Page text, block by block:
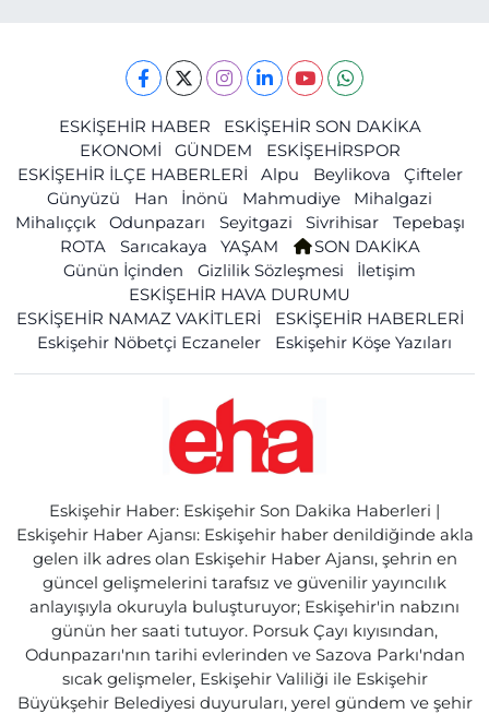
ESKİŞEHİR HABER
ESKİŞEHİR SON DAKİKA
EKONOMİ
GÜNDEM
ESKİŞEHİRSPOR
ESKİŞEHİR İLÇE HABERLERİ
Alpu Beylikova
Çifteler
Günyüzü
Han İnönü Mahmudiye
Mihalgazi
Mihalıççık
Odunpazarı Seyitgazi Sivrihisar
Tepebaşı
ROTA
Sarıcakaya YAŞAM
SON DAKİKA
Günün İçinden
Gizlilik Sözleşmesi
İletişim
ESKİŞEHİR HAVA DURUMU
ESKİŞEHİR NAMAZ VAKİTLERİ
ESKİŞEHİR HABERLERİ
Eskişehir Nöbetçi Eczaneler
Eskişehir Köşe Yazıları
Eskişehir Haber: Eskişehir Son Dakika Haberleri |
Eskişehir Haber Ajansı: Eskişehir haber denildiğinde akla
gelen ilk adres olan Eskişehir Haber Ajansı, şehrin en
güncel gelişmelerini tarafsız ve güvenilir yayıncılık
anlayışıyla okuruyla buluşturuyor; Eskişehir'in nabzını
günün her saati tutuyor. Porsuk Çayı kıyısından,
Odunpazarı'nın tarihi evlerinden ve Sazova Parkı'ndan
sıcak gelişmeler, Eskişehir Valiliği ile Eskişehir
Büyükşehir Belediyesi duyuruları, yerel gündem ve şehir